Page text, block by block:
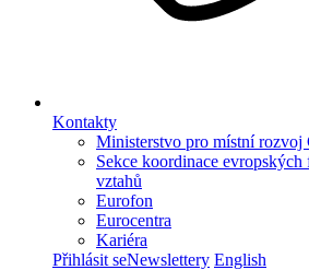
Kontakty
Ministerstvo pro místní rozvoj
Sekce koordinace
vztahů
Eurofon
Eurocentra
Kariéra
Přihlásit seNewslettery English